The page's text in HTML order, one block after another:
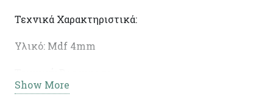
Τεχνικά Χαρακτηριστικά:
Υλικό: Mdf 4mm
Show More